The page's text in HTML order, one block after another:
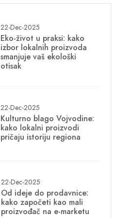
22-Dec-2025
Eko-život u praksi: kako
izbor lokalnih proizvoda
smanjuje vaš ekološki
otisak
22-Dec-2025
Kulturno blago Vojvodine:
kako lokalni proizvodi
pričaju istoriju regiona
22-Dec-2025
Od ideje do prodavnice:
kako započeti kao mali
proizvođač na e-marketu